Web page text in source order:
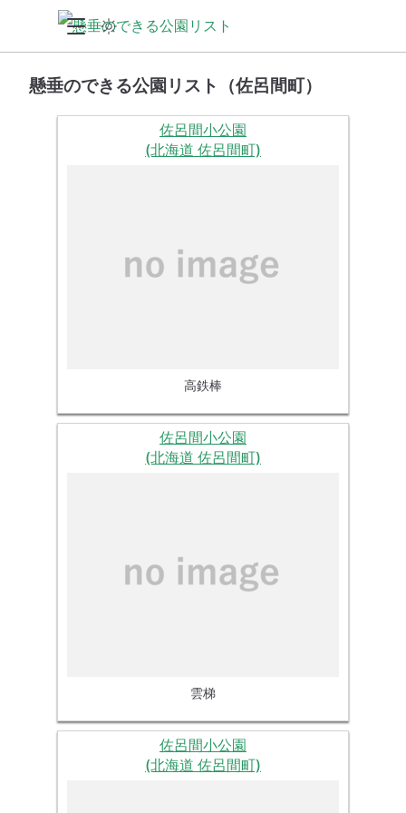
懸垂のできる公園リスト（佐呂間町）
佐呂間小公園
(北海道 佐呂間町)
高鉄棒
佐呂間小公園
(北海道 佐呂間町)
雲梯
佐呂間小公園
(北海道 佐呂間町)